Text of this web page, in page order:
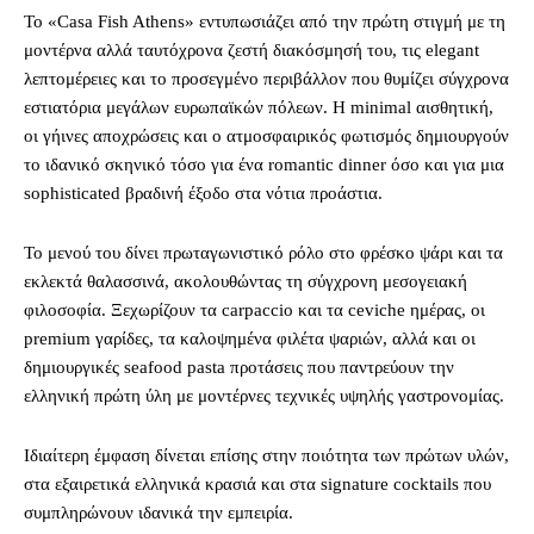
Το «Casa Fish Athens» εντυπωσιάζει από την πρώτη στιγμή με τη
μοντέρνα αλλά ταυτόχρονα ζεστή διακόσμησή του, τις elegant
λεπτομέρειες και το προσεγμένο περιβάλλον που θυμίζει σύγχρονα
εστιατόρια μεγάλων ευρωπαϊκών πόλεων. Η minimal αισθητική,
οι γήινες αποχρώσεις και ο ατμοσφαιρικός φωτισμός δημιουργούν
το ιδανικό σκηνικό τόσο για ένα romantic dinner όσο και για μια
sophisticated βραδινή έξοδο στα νότια προάστια.
Το μενού του δίνει πρωταγωνιστικό ρόλο στο φρέσκο ψάρι και τα
εκλεκτά θαλασσινά, ακολουθώντας τη σύγχρονη μεσογειακή
φιλοσοφία. Ξεχωρίζουν τα carpaccio και τα ceviche ημέρας, οι
premium γαρίδες, τα καλοψημένα φιλέτα ψαριών, αλλά και οι
δημιουργικές seafood pasta προτάσεις που παντρεύουν την
ελληνική πρώτη ύλη με μοντέρνες τεχνικές υψηλής γαστρονομίας.
Ιδιαίτερη έμφαση δίνεται επίσης στην ποιότητα των πρώτων υλών,
στα εξαιρετικά ελληνικά κρασιά και στα signature cocktails που
συμπληρώνουν ιδανικά την εμπειρία.